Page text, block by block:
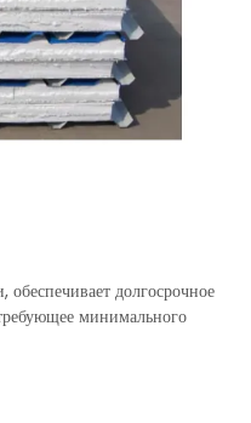
долгосрочное
минимального